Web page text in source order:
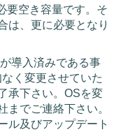
要空き容量です。そ
は、更に必要となり
導入済みである事
く変更させていた
承下さい。OSを変
までご連絡下さい。
ル及びアップデート